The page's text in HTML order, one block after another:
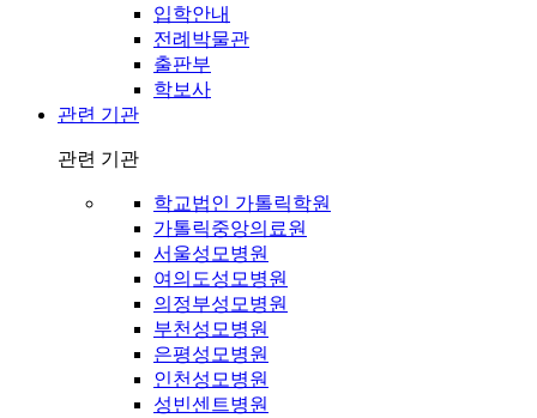
입학안내
전례박물관
출판부
학보사
관련 기관
관련 기관
학교법인 가톨릭학원
가톨릭중앙의료원
서울성모병원
여의도성모병원
의정부성모병원
부천성모병원
은평성모병원
인천성모병원
성빈센트병원